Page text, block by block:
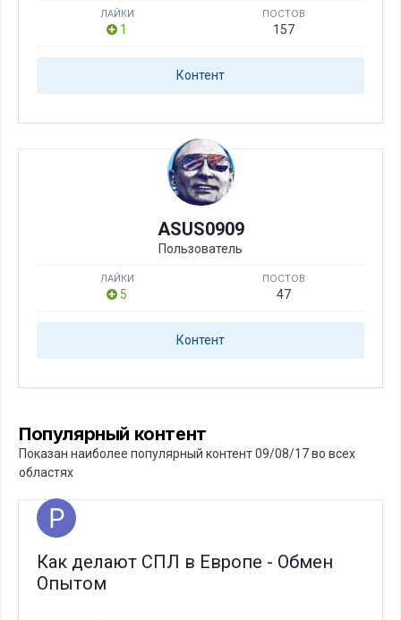
ЛАЙКИ
1
ПОСТОВ
157
Контент
ASUS0909
Пользователь
ЛАЙКИ
5
ПОСТОВ
47
Контент
Популярный контент
Показан наиболее популярный контент 09/08/17 во всех
областях
Как делают СПЛ в Европе - Обмен
Опытом